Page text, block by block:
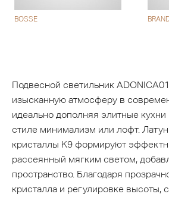
BOSSE
Подвесной светильник
изысканную атмосферу в
идеально дополняя элитные
стиле минимализм или лофт.
кристаллы K9 формируют
рассеянный мягким светом,
пространство. Благодаря
кристалла и регулировке высоты,